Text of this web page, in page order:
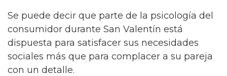
Se puede decir que parte de la psicología del
consumidor durante San Valentín está
dispuesta para satisfacer sus necesidades
sociales más que para complacer a su pareja
con un detalle.